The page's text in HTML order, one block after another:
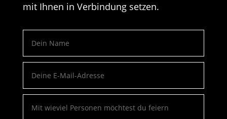
mit Ihnen in Verbindung setzen.